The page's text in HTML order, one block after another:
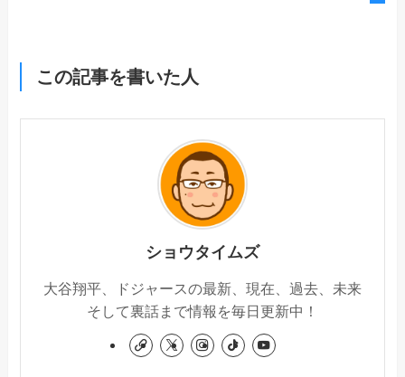
この記事を書いた人
ショウタイムズ
大谷翔平、ドジャースの最新、現在、過去、未来
そして裏話まで情報を毎日更新中！